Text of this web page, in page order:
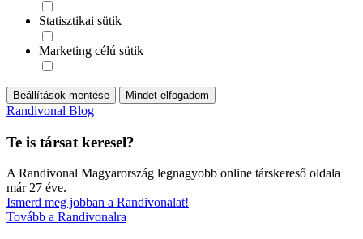
Statisztikai sütik
Marketing célú sütik
Beállítások mentése Mindet elfogadom
Randivonal Blog
Te is társat keresel?
A Randivonal Magyarország legnagyobb online társkereső oldala
már 27 éve.
Ismerd meg jobban a Randivonalat!
Tovább a Randivonalra